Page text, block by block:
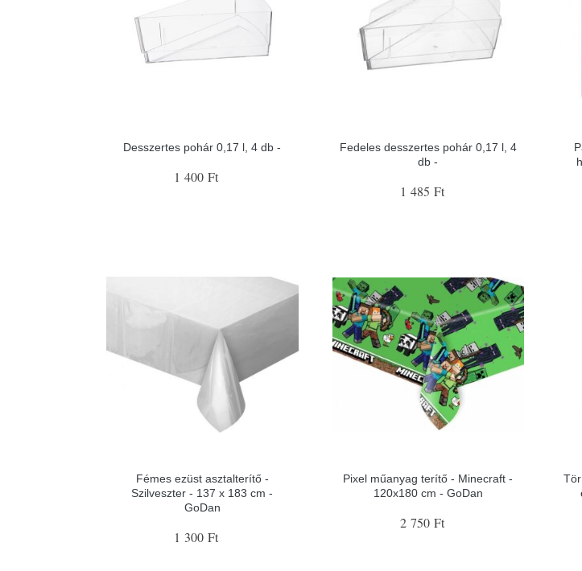
Desszertes pohár 0,17 l, 4 db -
1 400 Ft
Fedeles desszertes pohár 0,17 l, 4
db -
1 485 Ft
Fémes ezüst asztalterítő -
Szilveszter - 137 x 183 cm -
GoDan
1 300 Ft
Pixel műanyag terítő - Minecraft -
120x180 cm - GoDan
2 750 Ft